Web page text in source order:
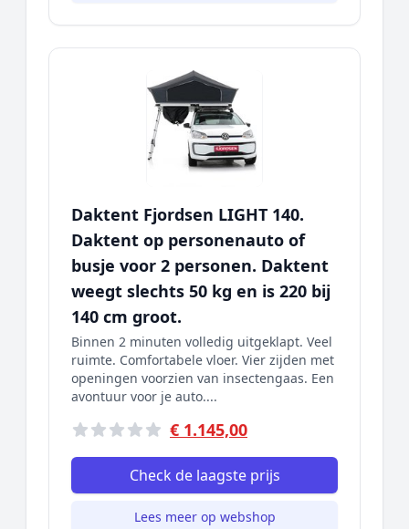
Daktent Fjordsen LIGHT 140.
Daktent op personenauto of
busje voor 2 personen. Daktent
weegt slechts 50 kg en is 220 bij
140 cm groot.
Binnen 2 minuten volledig uitgeklapt. Veel
ruimte. Comfortabele vloer. Vier zijden met
openingen voorzien van insectengaas. Een
avontuur voor je auto....
€ 1.145,00
Check de laagste prijs
Lees meer op webshop